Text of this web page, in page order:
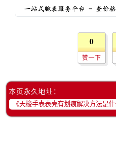
0
赞一下
本页永久地址：